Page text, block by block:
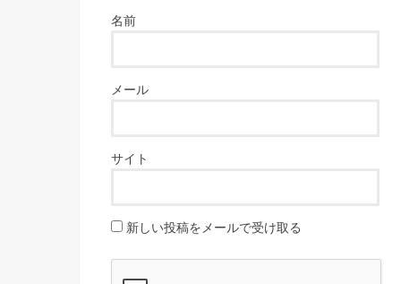
名前
メール
サイト
新しい投稿をメールで受け取る